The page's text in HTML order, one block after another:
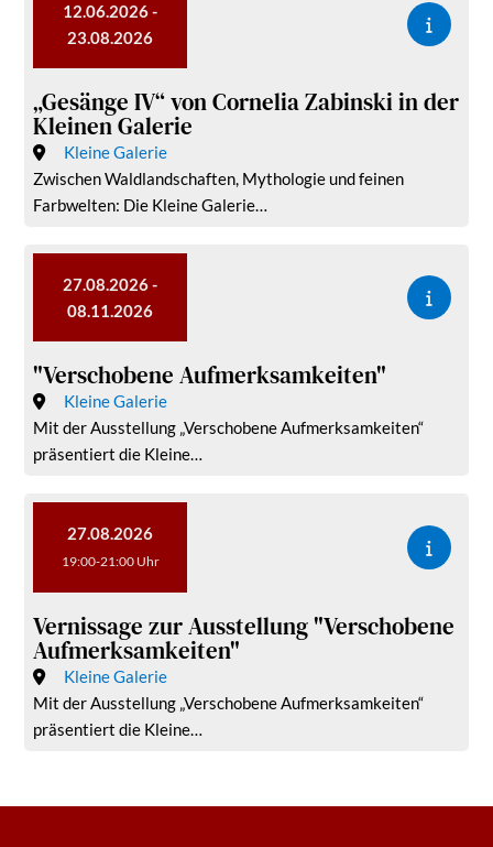
12.06.2026 -
23.08.2026
„Gesänge IV“ von Cornelia Zabinski in der
Kleinen Galerie
Kleine Galerie
Zwischen Waldlandschaften, Mythologie und feinen
Farbwelten: Die Kleine Galerie…
27.08.2026 -
08.11.2026
"Verschobene Aufmerksamkeiten"
Kleine Galerie
Mit der Ausstellung „Verschobene Aufmerksamkeiten“
präsentiert die Kleine…
27.08.2026
19:00-21:00 Uhr
Vernissage zur Ausstellung "Verschobene
Aufmerksamkeiten"
Kleine Galerie
Mit der Ausstellung „Verschobene Aufmerksamkeiten“
präsentiert die Kleine…